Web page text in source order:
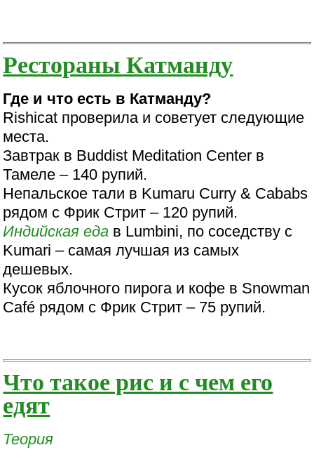
Рестораны Катманду
Где и что есть в Катманду?
Rishicat проверила и советует следующие
места.
Завтрак в Buddist Meditation Center в
Тамеле – 140 рупий.
Непальское тали в Kumaru Curry & Cababs
рядом с Фрик Стрит – 120 рупий.
Индийская еда в Lumbini, по соседству с
Kumari – самая лучшая из самых
дешевых.
Кусок яблочного пирога и кофе в Snowman
Café рядом с Фрик Стрит – 75 рупий.
Что такое рис и с чем его
едят
Теория